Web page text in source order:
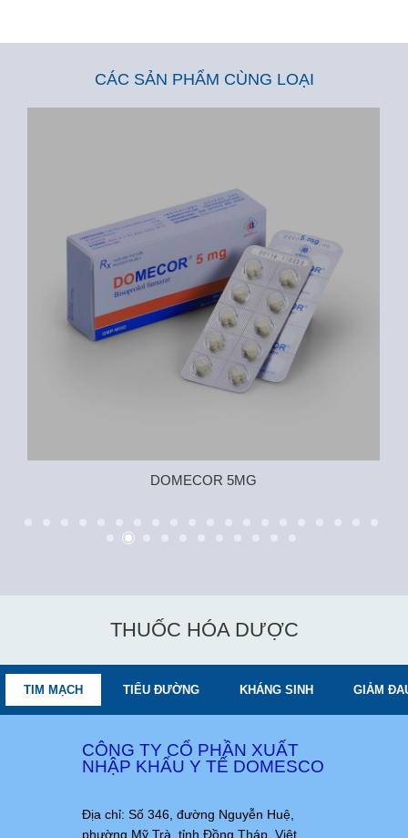
CÁC SẢN PHẨM CÙNG LOẠI
DOMECOR 5MG
THUỐC HÓA DƯỢC
TIM MẠCH TIỂU ĐƯỜNG KHÁNG SINH GIẢM
CÔNG TY CỔ PHẦN XUẤT
NHẬP KHẨU Y TẾ DOMESCO
Địa chỉ: Số 346, đường Nguyễn Huệ,
phường Mỹ Trà, tỉnh Đồng Tháp, Việt